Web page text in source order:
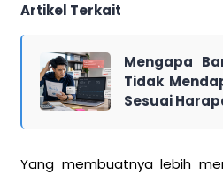
Artikel Terkait
Mengapa
Tidak
Sesuai
Yang membuatnya lebih